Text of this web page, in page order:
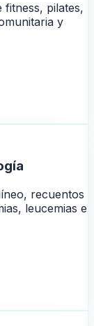
fitness, pilates,
y
recuentos
leucemias e